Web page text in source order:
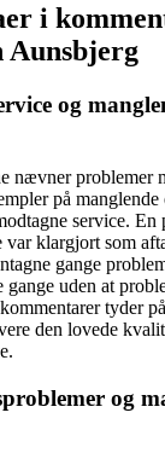
i
Aunsbjerg
og
nævner problemer
på
service. En
var klargjort som
gange
uden at
tyder
den lovede
og